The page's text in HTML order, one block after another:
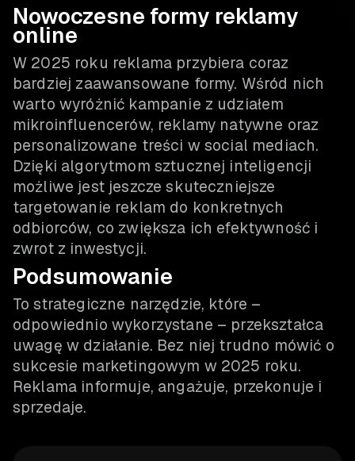
Nowoczesne formy reklamy
online
W 2025 roku reklama przybiera coraz
bardziej zaawansowane formy. Wśród nich
warto wyróżnić kampanie z udziałem
mikroinfluencerów, reklamy natywne oraz
personalizowane treści w social mediach.
Dzięki algorytmom sztucznej inteligencji
możliwe jest jeszcze skuteczniejsze
targetowanie reklam do konkretnych
odbiorców, co zwiększa ich efektywność i
zwrot z inwestycji.
Podsumowanie
To strategiczne narzędzie, które –
odpowiednio wykorzystane – przekształca
uwagę w działanie. Bez niej trudno mówić o
sukcesie marketingowym w 2025 roku.
Reklama informuje, angażuje, przekonuje i
sprzedaje.